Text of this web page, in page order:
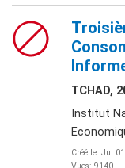
TCHAD,
Institut
Créé le: Jul